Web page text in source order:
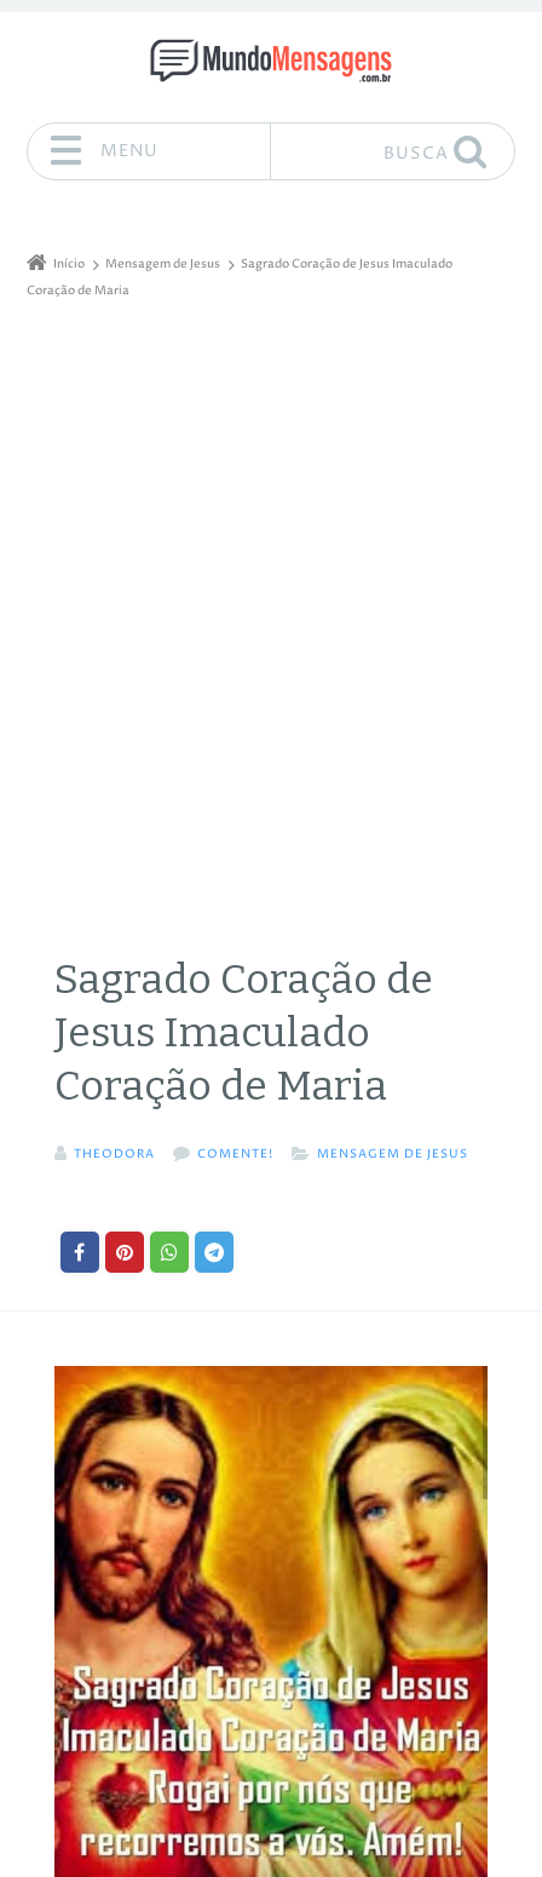
MENU BUSCA
Início Mensagem de Jesus
Sagrado Coração de Jesus Imaculado
Coração de Maria
Sagrado Coração de
Jesus Imaculado
Coração de Maria
THEODORA COMENTE! MENSAGEM DE JESUS